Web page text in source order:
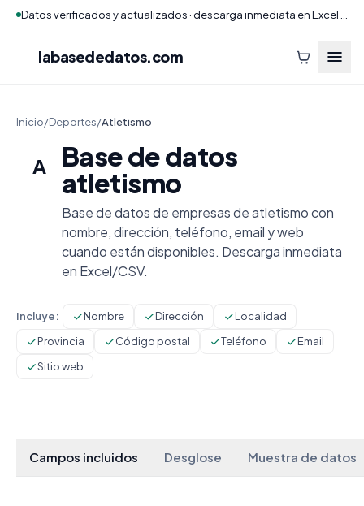
labasededatos.com
Inicio/Deportes/Atletismo
A
Base de datos
atletismo
Base de datos de empresas de atletismo con
nombre, dirección, teléfono, email y web
cuando están disponibles. Descarga inmediata
en Excel/CSV.
Incluye: Nombre Dirección
Localidad
Provincia
Código postal Teléfono
Email
Sitio web
Campos incluidos Desglose Muestra de datos